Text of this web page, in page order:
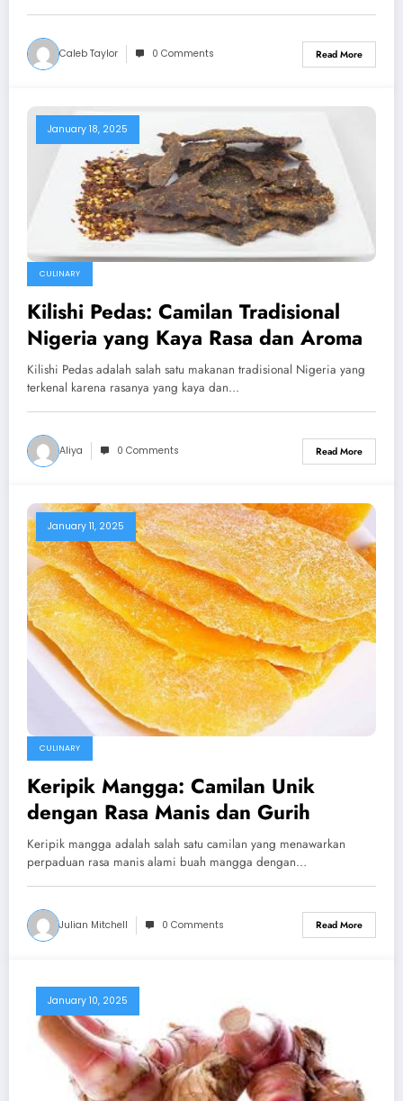
Caleb Taylor 0 Comments Read More
January 18, 2025
CULINARY
Kilishi Pedas: Camilan Tradisional
Nigeria yang Kaya Rasa dan Aroma
Kilishi Pedas adalah salah satu makanan tradisional Nigeria yang
terkenal karena rasanya yang kaya dan…
Aliya 0 Comments Read More
January 11, 2025
CULINARY
Keripik Mangga: Camilan Unik
dengan Rasa Manis dan Gurih
Keripik mangga adalah salah satu camilan yang menawarkan
perpaduan rasa manis alami buah mangga dengan…
Julian Mitchell 0 Comments Read More
January 10, 2025